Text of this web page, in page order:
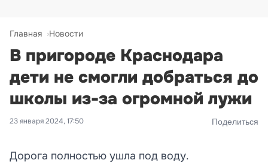
Главная Новости
В пригороде Краснодара
дети не смогли добраться до
школы из-за огромной лужи
23 января 2024, 17:50 Поделиться
Дорога полностью ушла под воду.